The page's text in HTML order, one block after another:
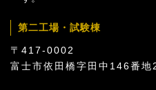
第二工場・試験棟
〒417-0002
富士市依田橋字田中146番地